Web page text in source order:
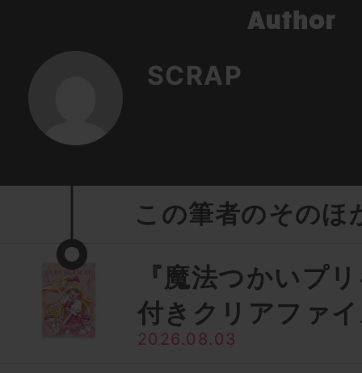
SCRAP
この筆者のそのほ
『魔法つかいプ
付きクリアファ
2026.08.03